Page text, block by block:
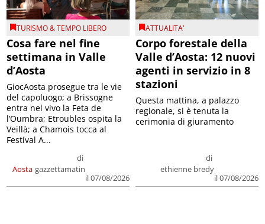
TURISMO & TEMPO LIBERO
Cosa fare nel fine
settimana in Valle
d’Aosta
Aosta
di
gazzettamatin
il 07/08/2026
GiocAosta prosegue tra le vie
del capoluogo; a Brissogne
entra nel vivo la Feta de
l’Oumbra; Etroubles ospita la
Veillà; a Chamois tocca al
Festival A...
ATTUALITA'
Corpo forestale della
Valle d’Aosta: 12 nuovi
agenti in servizio in 8
stazioni
di
ethienne bredy
il 07/08/2026
Questa mattina, a palazzo
regionale, si è tenuta la
cerimonia di giuramento